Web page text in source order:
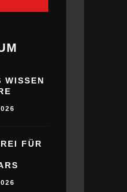
WISSEN
FÜR